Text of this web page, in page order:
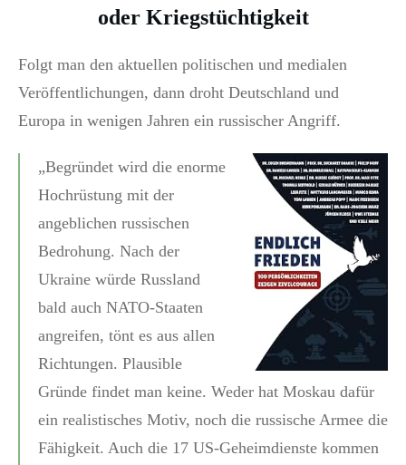
oder Kriegstüchtigkeit
Folgt man den aktuellen politischen und medialen
Veröffentlichungen, dann droht Deutschland und
Europa in wenigen Jahren ein russischer Angriff.
„Begründet wird die enorme
Hochrüstung mit der
angeblichen russischen
Bedrohung. Nach der
Ukraine würde Russland
bald auch NATO-Staaten
angreifen, tönt es aus allen
Richtungen. Plausible
Gründe findet man keine. Weder hat Moskau dafür
ein realistisches Motiv, noch die russische Armee die
Fähigkeit. Auch die 17 US-Geheimdienste kommen